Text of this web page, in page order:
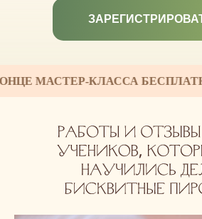
КЛАССА БЕСПЛАТНО